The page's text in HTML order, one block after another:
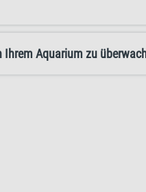
Aquarium zu